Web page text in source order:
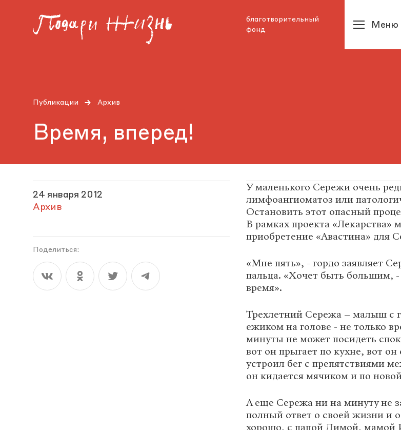
благотворительный
фонд
Меню
Публикации Архив
Время, вперед!
24 января 2012
Архив
Поделиться:
У маленького Сережи очень
лимфоангиоматоз или
Остановить этот опасный
В рамках проекта «Лекарства»
приобретение «Авастина» для
«Мне пять», - гордо заявляет
пальца. «Хочет быть большим,
время».
Трехлетний Сережа – малыш с
ежиком на голове - не только
минуты не может посидеть
вот он прыгает по кухне, вот
устроил бег с препятствиями
он кидается мячиком и по
А еще Сережа ни на минуту не
полный ответ о своей жизни и
хорошо, с папой Димой,